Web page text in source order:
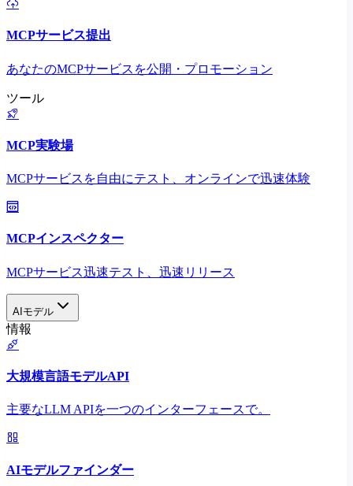
MCPサービス提出
あなたのMCPサービスを公開・プロモーション
ツール
MCP実験場
MCPサービスを自由にテスト、オンラインで迅速体験
MCPインスペクター
MCPサービス迅速テスト、迅速リリース
AIモデル
情報
大規模言語モデルAPI
主要なLLM APIを一つのインターフェースで。
AIモデルファインダー